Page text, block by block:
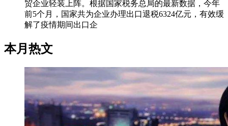
贸企业轻装上阵。根据国家税务总局的最新数据，今年
前5个月，国家共为企业办理出口退税6324亿元，有效缓
解了疫情期间出口企
本月热文